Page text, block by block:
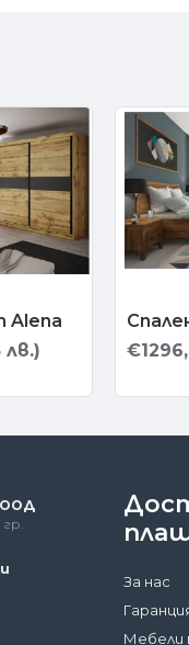
Alena
лв.)
ООД
За нас
Мебели